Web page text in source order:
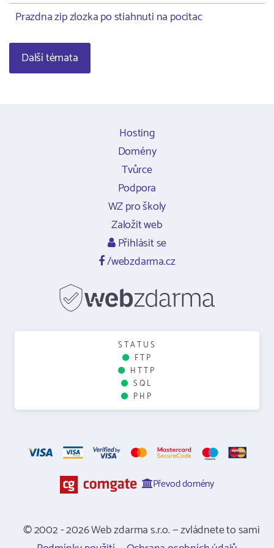
Prazdna zip zlozka po stiahnuti na pocitac
Další témata
Hosting
Domény
Tvůrce
Podpora
WZ pro školy
Založit web
Přihlásit se
/webzdarma.cz
STATUS
FTP
HTTP
SQL
PHP
Převod domény
© 2002 - 2026 Web zdarma s.r.o. — zvládnete to sami